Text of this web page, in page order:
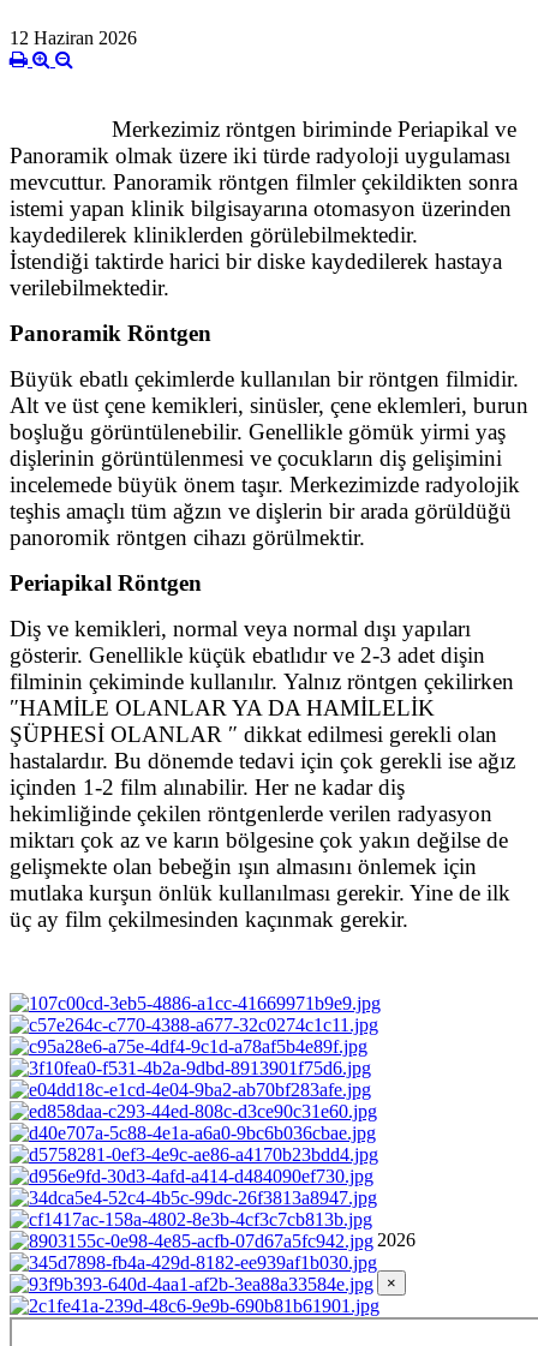
12 Haziran 2026
Merkezimiz röntgen biriminde Periapikal ve
Panoramik olmak üzere iki türde radyoloji uygulaması
mevcuttur. Panoramik röntgen filmler çekildikten sonra
istemi yapan klinik bilgisayarına otomasyon üzerinden
kaydedilerek kliniklerden görülebilmektedir.
İstendiği taktirde harici bir diske kaydedilerek hastaya
verilebilmektedir.
Panoramik Röntgen
Büyük ebatlı çekimlerde kullanılan bir röntgen filmidir.
Alt ve üst çene kemikleri, sinüsler, çene eklemleri, burun
boşluğu görüntülenebilir. Genellikle gömük yirmi yaş
dişlerinin görüntülenmesi ve çocukların diş gelişimini
incelemede büyük önem taşır. Merkezimizde radyolojik
teşhis amaçlı tüm ağzın ve dişlerin bir arada görüldüğü
panoromik röntgen cihazı görülmektir.
Periapikal Röntgen
Diş ve kemikleri, normal veya normal dışı yapıları
gösterir. Genellikle küçük ebatlıdır ve 2-3 adet dişin
filminin çekiminde kullanılır. Yalnız röntgen çekilirken
″HAMİLE OLANLAR YA DA HAMİLELİK
ŞÜPHESİ OLANLAR ″ dikkat edilmesi gerekli olan
hastalardır. Bu dönemde tedavi için çok gerekli ise ağız
içinden 1-2 film alınabilir. Her ne kadar diş
hekimliğinde çekilen röntgenlerde verilen radyasyon
miktarı çok az ve karın bölgesine çok yakın değilse de
gelişmekte olan bebeğin ışın almasını önlemek için
mutlaka kurşun önlük kullanılması gerekir. Yine de ilk
üç ay film çekilmesinden kaçınmak gerekir.
2026
×